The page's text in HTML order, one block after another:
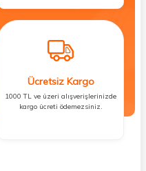
Ücretsiz Kargo
1000 TL ve üzeri alışverişlerinizde
kargo ücreti ödemezsiniz.